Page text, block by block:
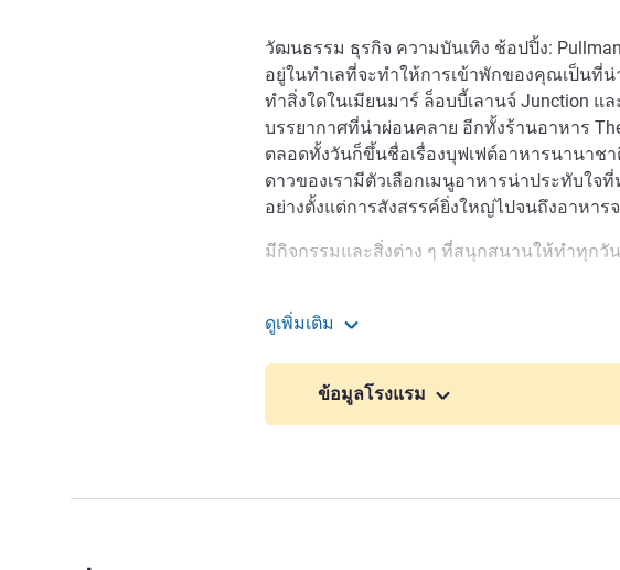
วัฒนธรรม ธุรกิจ ความบันเทิง ช้อปปิ้ง: Pullman
อยู่ในทำเลที่จะทำให้การเข้าพักของคุณเป็นที่
ทำสิ่งใดในเมียนมาร์ ล็อบบี้เลานจ์ Junction แล
บรรยากาศที่น่าผ่อนคลาย อีกทั้งร้านอาหาร
ตลอดทั้งวันก็ขึ้นชื่อเรื่องบุฟเฟต์อาหารนานาช
ดาวของเรามีตัวเลือกเมนูอาหารน่าประทับใจ
อย่างตั้งแต่การสังสรรค์ยิ่งใหญ่ไปจนถึงอาหาร
มีกิจกรรมและสิ่งต่าง ๆ ที่สนุกสนานให้ทำทุกวัน
อังกฤษ สิ่งปลูกสร้างทันสมัยและเจดีย์ศาสนาพุท
สำหรับการสัมผัสประสบการณ์ของวัฒนธรรมใน
ยินดีต้อนรับสู่ Pullman Yangon
ดูเพิ่มเติม
ข้อมูลโรงแรม